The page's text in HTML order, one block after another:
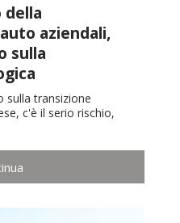
della
aziendali,
sulla
sulla transizione
c'è il serio rischio,